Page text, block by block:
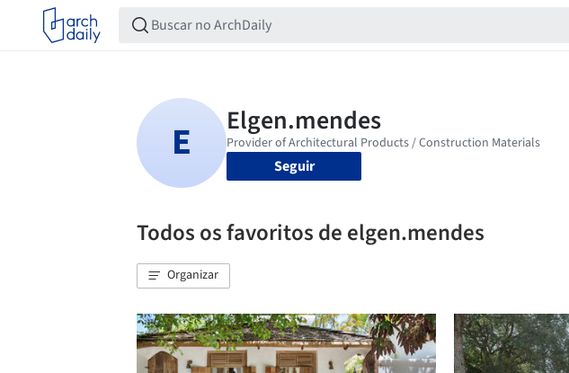
Seguir
Todos os favoritos de elgen.mendes
Organizar